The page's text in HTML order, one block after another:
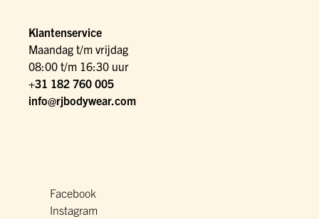
Klantenservice
Maandag t/m vrijdag
08:00 t/m 16:30 uur
+31 182 760 005
info@rjbodywear.com
Facebook
Instagram